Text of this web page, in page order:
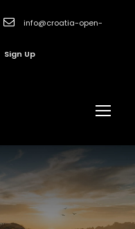
info@croatia-open-
Sign Up